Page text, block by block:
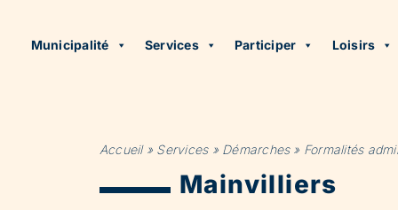
Municipalité Services Participer Loisirs
Accueil» Services» Démarches» Formalités
Mainvilliers